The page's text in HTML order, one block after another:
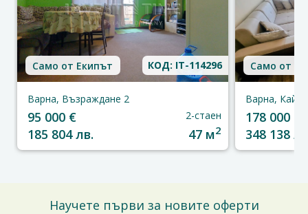
Само от Екипът КОД: IT-114296
Варна, Възраждане 2
95 000 €
185 804 лв.
2-стаен
47 м2
Само от
178 000 €
348 138
Научете първи за новите оферти